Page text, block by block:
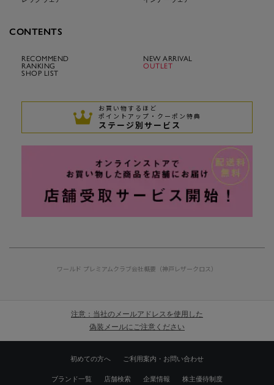
CONTENTS
RECOMMEND
NEW ARRIVAL
RANKING
OUTLET
SHOP LIST
お買い物するほど
ポイントアップ・クーポン特典
ステージ別サービス
ワールド プレミアムクラブ 会社概要（神戸レザークロス）
注意：当社のメールアドレスを使用した
偽装メールにご注意ください
初めての方へ ご利用案内・お問い合わせ
ブランド一覧 店舗検索 企業情報 株主優待制度